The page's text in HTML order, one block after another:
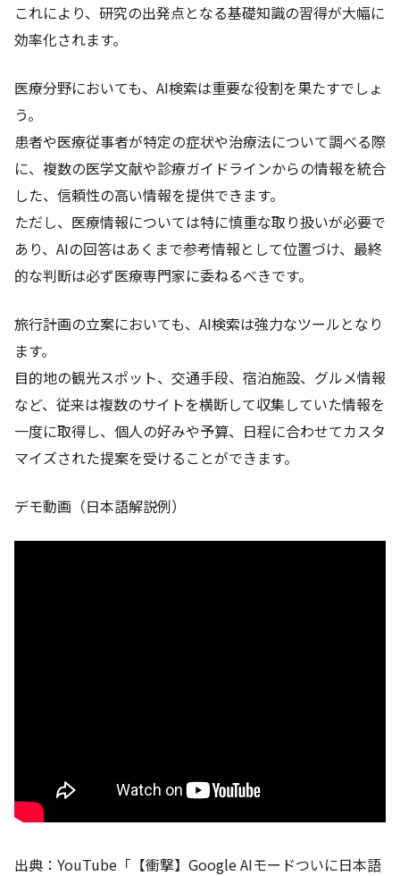
これにより、研究の出発点となる基礎知識の習得が大幅に
効率化されます。
医療分野においても、AI検索は重要な役割を果たすでしょ
う。
患者や医療従事者が特定の症状や治療法について調べる際
に、複数の医学文献や診療ガイドラインからの情報を統合
した、信頼性の高い情報を提供できます。
ただし、医療情報については特に慎重な取り扱いが必要で
あり、AIの回答はあくまで参考情報として位置づけ、最終
的な判断は必ず医療専門家に委ねるべきです。
旅行計画の立案においても、AI検索は強力なツールとなり
ます。
目的地の観光スポット、交通手段、宿泊施設、グルメ情報
など、従来は複数のサイトを横断して収集していた情報を
一度に取得し、個人の好みや予算、日程に合わせてカスタ
マイズされた提案を受けることができます。
デモ動画（日本語解説例）
出典：YouTube「【衝撃】Google AIモードついに日本語